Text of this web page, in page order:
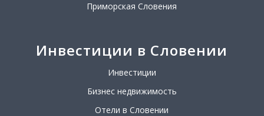
Приморская Словения
Инвестиции в Словении
Инвестиции
Бизнес недвижимость
Отели в Словении